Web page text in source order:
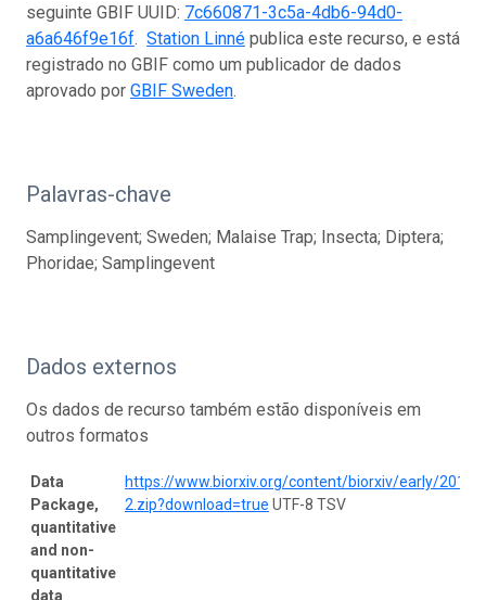
seguinte GBIF UUID: 7c660871-3c5a-4db6-94d0-
a6a646f9e16f. Station Linné publica este recurso, e está
registrado no GBIF como um publicador de dados
aprovado por GBIF Sweden.
Palavras-chave
Samplingevent; Sweden; Malaise Trap; Insecta; Diptera;
Phoridae; Samplingevent
Dados externos
Os dados de recurso também estão disponíveis em
outros formatos
Data
Package,
quantitative
and non-
quantitative
data
https://www.biorxiv.org/content/biorxiv/early/
2.zip?download=true UTF-8 TSV